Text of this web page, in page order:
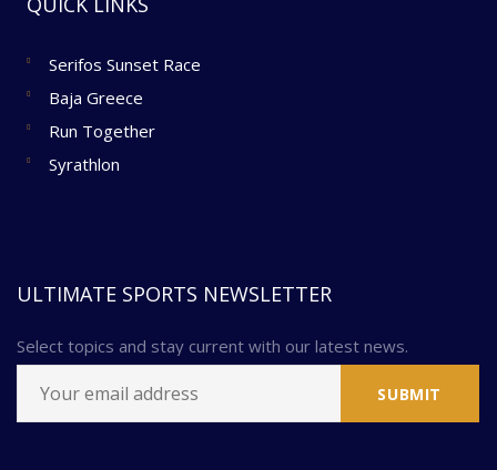
Serifos Sunset Race
Baja Greece
Run Together
Syrathlon
ULTIMATE SPORTS NEWSLETTER
Select topics and stay current with our latest news.